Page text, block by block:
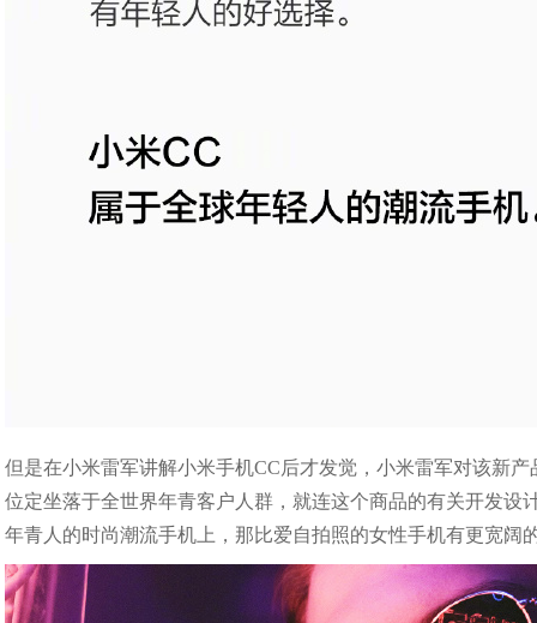
但是在小米雷军讲解小米手机CC后才发觉，小米雷军对该新
位定坐落于全世界年青客户人群，就连这个商品的有关开发
年青人的时尚潮流手机上，那比爱自拍照的女性手机有更宽阔